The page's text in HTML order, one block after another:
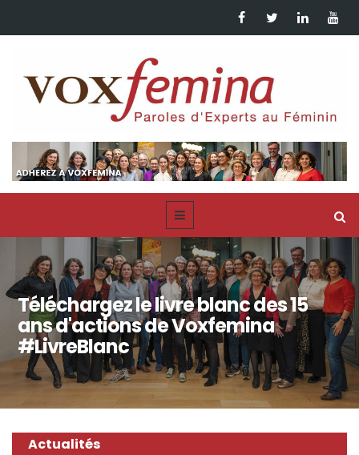
Téléchargez le livre blanc des 15
ans d'actions de Voxfemina
#LivreBlanc
Actualités